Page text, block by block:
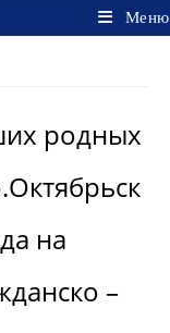
Меню
родных
на
–